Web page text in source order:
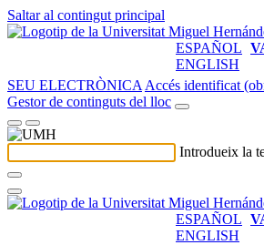
Saltar al contingut principal
ESPAÑOL
ENGLISH
SEU ELECTRÒNICA Accés identificat
Gestor de continguts del lloc
Introdueix la
ESPAÑOL
ENGLISH